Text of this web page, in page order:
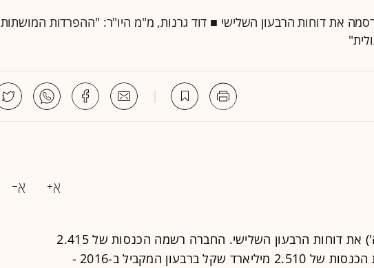
את דוחות הרבעון השלישי ■ דוד גרנות, מ"מ היו"ר: "ההפרדות המושתות
פרסמה היום (ה') את דוחות הרבעון השלישי. החברה רשמה הכנסות של 2.415
מיליארד שקל לעומת הכנסות של 2.510 מיליארד שקל ברבעון המקביל ב-2016 -